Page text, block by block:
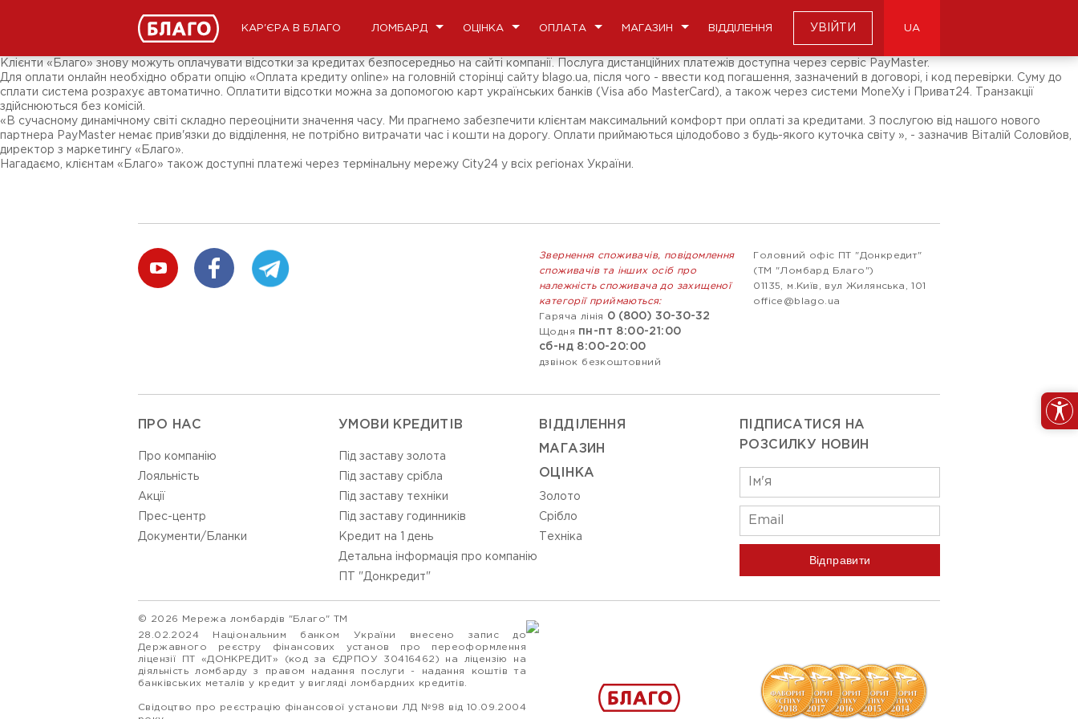
КАР'ЄРА В БЛАГО ЛОМБАРД ОЦІНКА ОПЛАТА МАГАЗИН ВІДДІЛЕННЯ УВІЙТИ UA
Підписники соц-мереж
Клієнти «Благо» знову можуть оплачувати відсотки за кредитах безпосередньо на сайті компанії. Послуга дистанційних платежів доступна через сервіс PayMaster.
Для оплати онлайн необхідно обрати опцію «Оплата кредиту online» на головній сторінці сайту blago.ua, після чого - ввести код погашення, зазначений в договорі, і код перевірки. Суму до
сплати система розрахує автоматично. Оплатити відсотки можна за допомогою карт українських банків (Visa або MasterCard), а також через системи MoneXy і Приват24. Транзакції
здійснюються без комісій.
«В сучасному динамічному світі складно переоцінити значення часу. Ми прагнемо забезпечити клієнтам максимальний комфорт при оплаті за кредитами. З послугою від нашого нового
партнера PаyMaster немає прив'язки до відділення, не потрібно витрачати час і кошти на дорогу. Оплати приймаються цілодобово з будь-якого куточка світу », - зазначив Віталій Соловйов,
директор з маркетингу «Благо».
Нагадаємо, клієнтам «Благо» також доступні платежі через термінальну мережу City24 у всіх регіонах України.
Звернення споживачів, повідомлення
споживачів та інших осіб про
належність споживача до захищеної
категорії приймаються:
Гаряча лінія
0 (800) 30-30-32
Щодня пн-пт 8:00-21:00
сб-нд 8:00-20:00
дзвінок безкоштовний
Головний офіс ПТ "Донкредит"
(ТМ "Ломбард Благо")
01135, м.Київ, вул Жилянська, 101
office@blago.ua
ПРО НАС
Про компанію
Лояльність
Акції
Прес-центр
Документи/Бланки
УМОВИ КРЕДИТІВ
Під заставу золота
Під заставу срібла
Під заставу техніки
Під заставу годинників
Кредит на 1 день
Детальна інформація про компанію
ПТ "Донкредит"
ВIДДIЛЕННЯ
МАГАЗИН
ОЦIНКА
Золото
Срiбло
Технiка
ПІДПИСАТИСЯ НА
РОЗСИЛКУ НОВИН
Відправити
© 2026 Мережа ломбардів "Благо" ТМ
28.02.2024 Національним банком України внесено запис до
Державного реєстру фінансових установ про переоформлення
ліцензії ПТ «ДОНКРЕДИТ» (код за ЄДРПОУ 30416462) на ліцензію на
діяльність ломбарду з правом надання послуги - надання коштів та
банківських металів у кредит у вигляді ломбардних кредитів.
Свідоцтво про реєстрацію фінансової установи ЛД №98 від 10.09.2004